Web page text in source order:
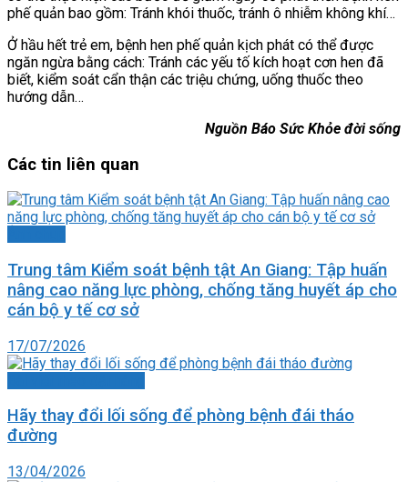
phế quản bao gồm: Tránh khói thuốc, tránh ô nhiễm không khí…
Ở hầu hết trẻ em, bệnh hen phế quản kịch phát có thể được
ngăn ngừa bằng cách: Tránh các yếu tố kích hoạt cơn hen đã
biết, kiểm soát cẩn thận các triệu chứng, uống thuốc theo
hướng dẫn…
Nguồn Báo Sức Khỏe đời sống
Các tin liên quan
Trung tâm Kiểm soát bệnh tật An Giang: Tập huấn
nâng cao năng lực phòng, chống tăng huyết áp cho
cán bộ y tế cơ sở
17/07/2026
Hãy thay đổi lối sống để phòng bệnh đái tháo
đường
13/04/2026